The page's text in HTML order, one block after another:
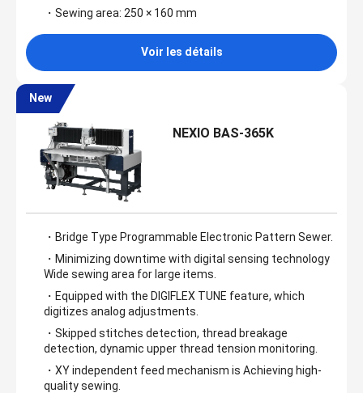
・Sewing area: 250 × 160 mm
Voir les détails
New
NEXIO BAS-365K
・Bridge Type Programmable Electronic Pattern Sewer.
・Minimizing downtime with digital sensing technology
Wide sewing area for large items.
・Equipped with the DIGIFLEX TUNE feature, which
digitizes analog adjustments.
・Skipped stitches detection, thread breakage
detection, dynamic upper thread tension monitoring.
・XY independent feed mechanism is Achieving high-
quality sewing.